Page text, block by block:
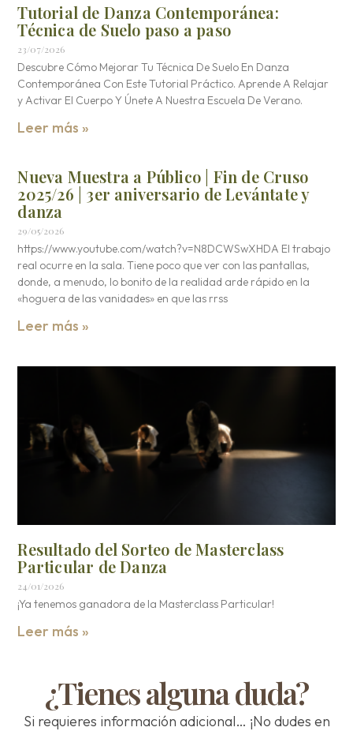
Tutorial de Danza Contemporánea:
Técnica de Suelo paso a paso
23/07/2026
Descubre Cómo Mejorar Tu Técnica De Suelo En Danza
Contemporánea Con Este Tutorial Práctico. Aprende A Relajar
y Activar El Cuerpo Y Únete A Nuestra Escuela De Verano.
Leer más »
Nueva Muestra a Público | Fin de Cruso
2025/26 | 3er aniversario de Levántate y
danza
29/05/2026
https://www.youtube.com/watch?v=N8DCWSwXHDA El trabajo
real ocurre en la sala. Tiene poco que ver con las pantallas,
donde, a menudo, lo bonito de la realidad arde rápido en la
«hoguera de las vanidades» en que las rrss
Leer más »
Resultado del Sorteo de Masterclass
Particular de Danza
24/01/2026
¡Ya tenemos ganadora de la Masterclass Particular!
Leer más »
¿Tienes alguna duda?
Si requieres información adicional… ¡No dudes en